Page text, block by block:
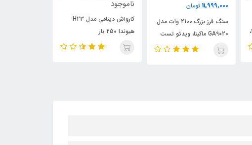
مدل 2100N دیوالت سایز 3.4،
11,999,000 تومان
سنگ فرز بزرگ 2100 وات مدل
GA9020 ماکیتا، ویدئو تست
پائین صفحه
ناموجود
کارواش دینامی مدل H23
هیوندا 250 بار